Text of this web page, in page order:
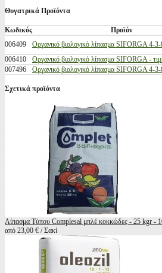
Θυγατρικά Προϊόντα
Κωδικός Προϊόν
006409
Οργανικό βιολογικό λίπασμα SIFORGA 4-
006410
Οργανικό βιολογικό λίπασμα SIFORGA -
007496
Οργανικό βιολογικό λίπασμα SIFORGA 4-
Σχετικά προϊόντα
Λίπασμα Τύπου Complesal μπλέ κοκκώδες - 25 kgr -
από 23,00 € / Σακί